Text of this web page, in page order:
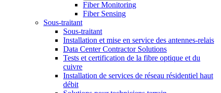
Fiber Monitoring
Fiber Sensing
Sous-traitant
Sous-traitant
Installation et mise en service des antennes-relais
Data Center Contractor Solutions
Tests et certification de la fibre optique et du
cuivre
Installation de services de réseau résidentiel haut
débit